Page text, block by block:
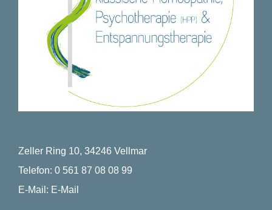
Zeller Ring 10, 34246 Vellmar
Telefon: 0 561 87 08 08 99
E-Mail: E-Mail